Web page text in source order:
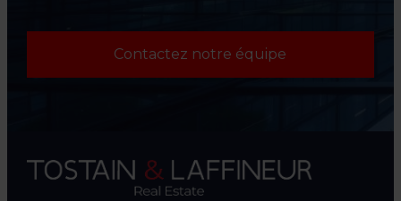
Contactez notre équipe